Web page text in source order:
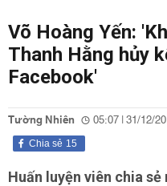
Võ Hoàng Yến:
Thanh Hằng hủy
Facebook'
Tường Nhiên 05:07 | 31/12/
15
Chia sẻ
Huấn luyện viên chia